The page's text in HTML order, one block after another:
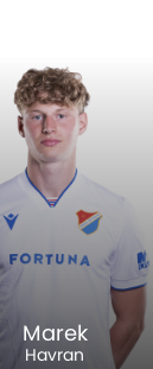
Marek
Havran